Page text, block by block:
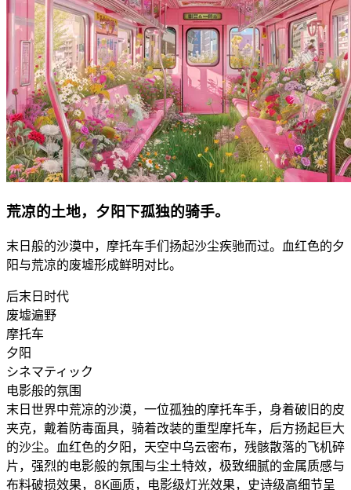
荒凉的土地，夕阳下孤独的骑手。
末日般的沙漠中，摩托车手们扬起沙尘疾驰而过。血红色的夕
阳与荒凉的废墟形成鲜明对比。
后末日时代
废墟遍野
摩托车
夕阳
シネマティック
电影般的氛围
末日世界中荒凉的沙漠，一位孤独的摩托车手，身着破旧的皮
夹克，戴着防毒面具，骑着改装的重型摩托车，后方扬起巨大
的沙尘。血红色的夕阳，天空中乌云密布，残骸散落的飞机碎
片，强烈的电影般的氛围与尘土特效，极致细腻的金属质感与
布料破损效果，8K画质，电影级灯光效果，史诗级高细节呈